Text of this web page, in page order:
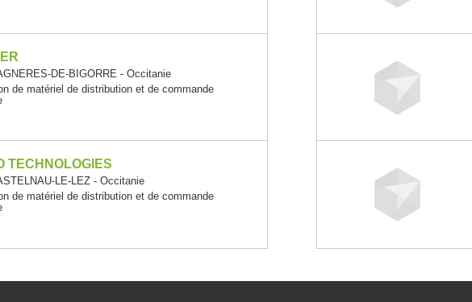
DE-BIGORRE - Occitanie
de matériel de distribution et de commande
TECHNOLOGIES
LE-LEZ - Occitanie
de matériel de distribution et de commande